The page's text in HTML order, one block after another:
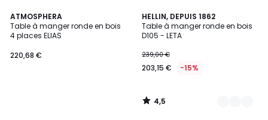
ATMOSPHERA
Table à manger ronde en bois
4 places ELIAS
220,68 €
HELLIN, DEPUIS 1862
Table à manger ronde en bois
D105 - LETA
239,00 €
203,15 € -15%
4,5
/ 5
4
Couleurs
4,5
/